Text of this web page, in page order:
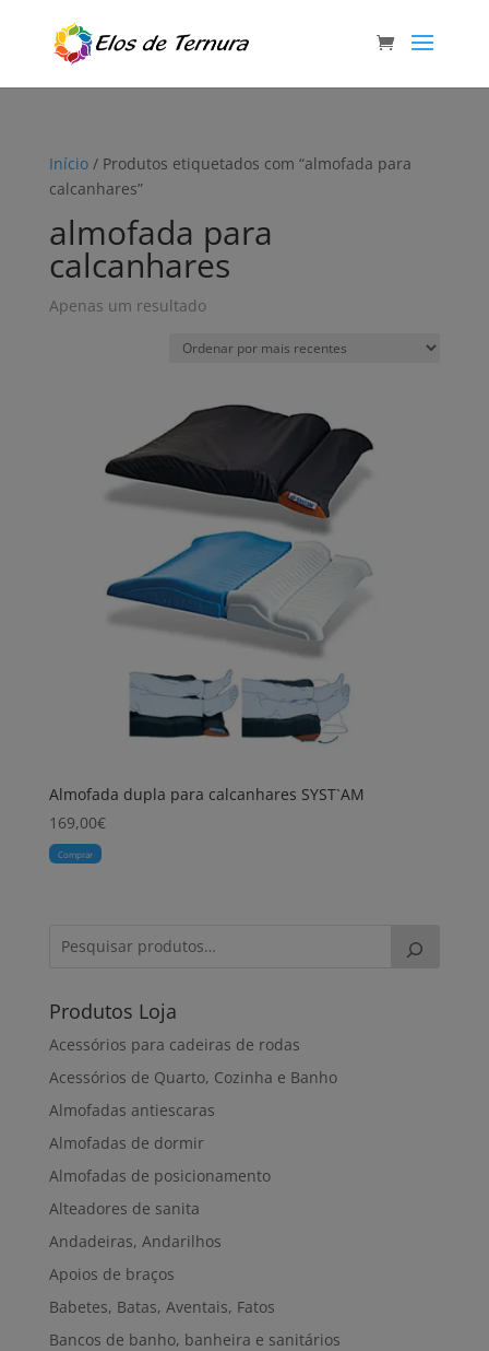
Início/ Produtos etiquetados com “almofada para
calcanhares”
almofada para
calcanhares
Apenas um resultado
Almofada dupla para calcanhares SYST`AM
169,00€
Comprar
Produtos Loja
Acessórios para cadeiras de rodas
Acessórios de Quarto, Cozinha e Banho
Almofadas antiescaras
Almofadas de dormir
Almofadas de posicionamento
Alteadores de sanita
Andadeiras, Andarilhos
Apoios de braços
Babetes, Batas, Aventais, Fatos
Bancos de banho, banheira e sanitários